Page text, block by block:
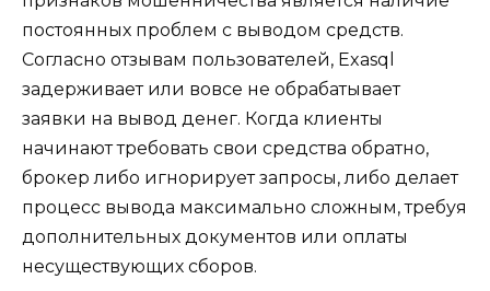
постоянных проблем с выводом средств.
Согласно отзывам пользователей, Exasql
задерживает или вовсе не обрабатывает
заявки на вывод денег. Когда клиенты
начинают требовать свои средства обратно,
брокер либо игнорирует запросы, либо делает
процесс вывода максимально сложным, требуя
дополнительных документов или оплаты
несуществующих сборов.